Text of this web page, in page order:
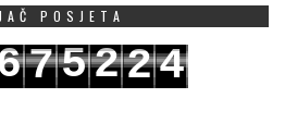
POSJETA
75224